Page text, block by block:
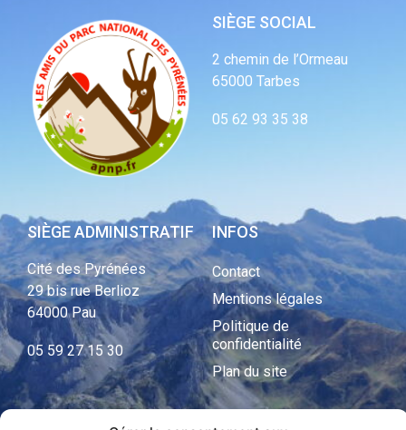
SIÈGE SOCIAL
2 chemin de l’Ormeau
65000 Tarbes
05 62 93 35 38
SIÈGE ADMINISTRATIF
Cité des Pyrénées
29 bis rue Berlioz
64000 Pau
05 59 27 15 30
INFOS
Contact
Mentions légales
Politique de
confidentialité
Plan du site